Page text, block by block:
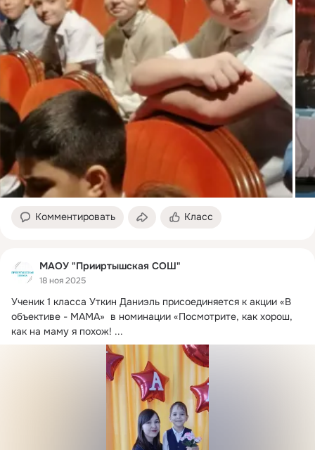
Комментировать Класс
МАОУ "Прииртышская СОШ"
18 ноя 2025
Ученик 1 класса Уткин Даниэль присоединяется к акции «В
объективе - МАМА»  в номинации «Посмотрите, как хорош,
как на маму я похож! ...